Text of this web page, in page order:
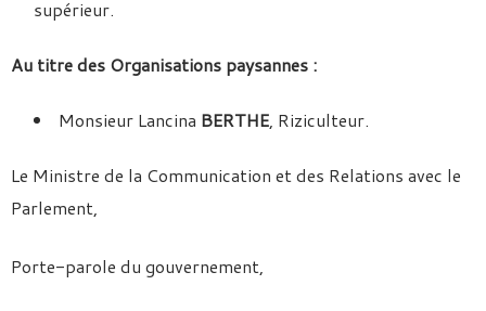
supérieur.
Au titre des Organisations paysannes :
Monsieur Lancina BERTHE, Riziculteur.
Le Ministre de la Communication et des Relations avec le
Parlement,
Porte-parole du gouvernement,